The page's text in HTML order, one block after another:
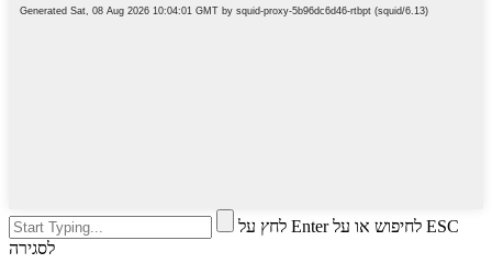
לחץ על Enter לחיפוש או על ESC
לסגירה